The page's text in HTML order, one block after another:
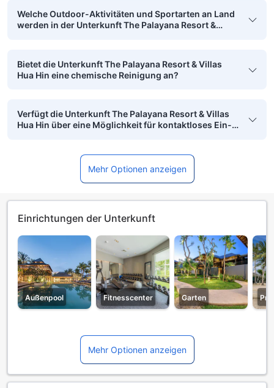
Welche Outdoor-Aktivitäten und Sportarten an Land
werden in der Unterkunft The Palayana Resort &
Bietet die Unterkunft The Palayana Resort & Villas
Hua Hin eine chemische Reinigung an?
Verfügt die Unterkunft The Palayana Resort & Villas
Hua Hin über eine Möglichkeit für kontaktloses Ein-
Mehr Optionen anzeigen
Einrichtungen der Unterkunft
Außenpool Fitnesscenter Garten
Mehr Optionen anzeigen